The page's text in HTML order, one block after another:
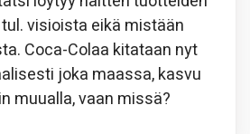
visioista eikä mistään
Coca-Colaa kitataan nyt
joka maassa, kasvu
muualla, vaan missä?